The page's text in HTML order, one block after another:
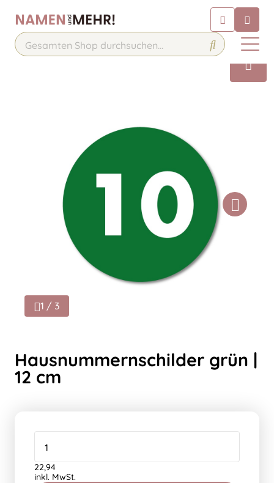
Chatten Sie 24/7 mit unserem
hilfreichen Chatbot
Kontakt
1 / 3
Hausnummernschilder grün |
12 cm
22,94
inkl. MwSt.